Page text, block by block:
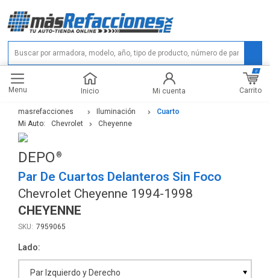
Menu Inicio Mi cuenta Carrito
0
masrefacciones Iluminación
Cuarto
Mi Auto:
Chevrolet Cheyenne
DEPO
Par De Cuartos Delanteros Sin Foco
Chevrolet Cheyenne 1994-1998
CHEYENNE
7959065
Lado
Par Izquierdo y Derecho